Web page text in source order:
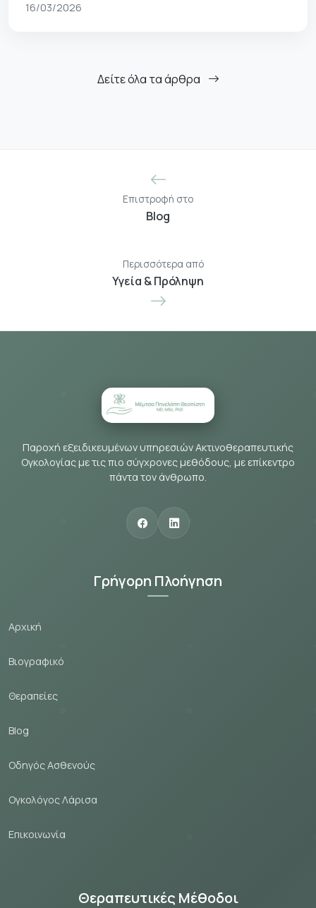
16/03/2026
Δείτε όλα τα άρθρα
Επιστροφή στο
Blog
Περισσότερα από
Υγεία & Πρόληψη
Παροχή εξειδικευμένων υπηρεσιών Ακτινοθεραπευτικής
Ογκολογίας με τις πιο σύγχρονες μεθόδους, με επίκεντρο
πάντα τον άνθρωπο.
Γρήγορη Πλοήγηση
Αρχική
Βιογραφικό
Θεραпείες
Blog
Οδηγός Ασθενούς
Ογκολόγος Λάρισα
Εпικοινωνία
Θεραπευτικές Μέθοδοι